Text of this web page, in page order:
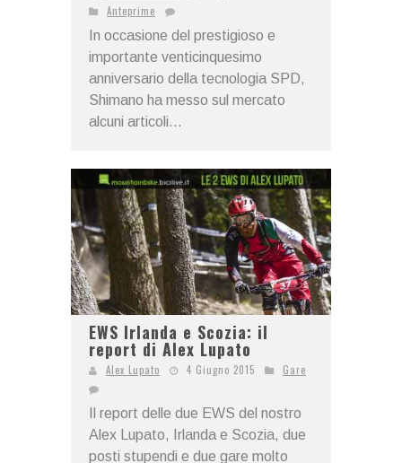
Anteprime
In occasione del prestigioso e
importante venticinquesimo
anniversario della tecnologia SPD,
Shimano ha messo sul mercato
alcuni articoli...
EWS Irlanda e Scozia: il
report di Alex Lupato
Alex Lupato 4 Giugno 2015 Gare
Il report delle due EWS del nostro
Alex Lupato, Irlanda e Scozia, due
posti stupendi e due gare molto